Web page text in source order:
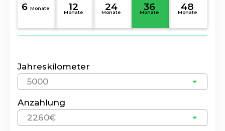
6 Monate 12
Monate 24
Monate 36
Monate 48
Monate
Jahreskilometer
5000
Anzahlung
2260€